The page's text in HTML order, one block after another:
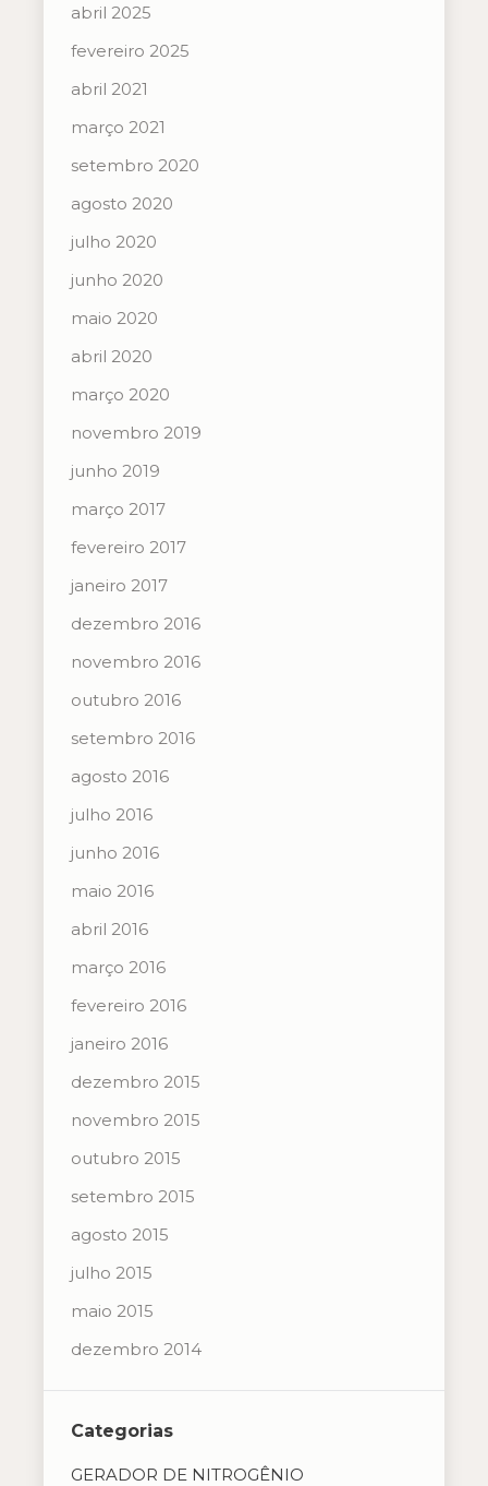
abril 2025
fevereiro 2025
abril 2021
março 2021
setembro 2020
agosto 2020
julho 2020
junho 2020
maio 2020
abril 2020
março 2020
novembro 2019
junho 2019
março 2017
fevereiro 2017
janeiro 2017
dezembro 2016
novembro 2016
outubro 2016
setembro 2016
agosto 2016
julho 2016
junho 2016
maio 2016
abril 2016
março 2016
fevereiro 2016
janeiro 2016
dezembro 2015
novembro 2015
outubro 2015
setembro 2015
agosto 2015
julho 2015
maio 2015
dezembro 2014
Categorias
GERADOR DE NITROGÊNIO